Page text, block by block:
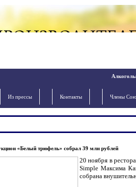
Из прессы Контакты Члены
«Белый трюфель» собрал 39 млн рублей
20 ноября в
Simple Максима
собрана